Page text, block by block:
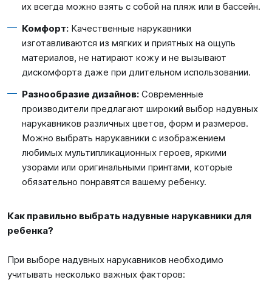
их всегда можно взять с собой на пляж или в бассейн.
Комфорт: Качественные нарукавники
изготавливаются из мягких и приятных на ощупь
материалов, не натирают кожу и не вызывают
дискомфорта даже при длительном использовании.
Разнообразие дизайнов: Современные
производители предлагают широкий выбор надувных
нарукавников различных цветов, форм и размеров.
Можно выбрать нарукавники с изображением
любимых мультипликационных героев, яркими
узорами или оригинальными принтами, которые
обязательно понравятся вашему ребенку.
Как правильно выбрать надувные нарукавники для
ребенка?
При выборе надувных нарукавников необходимо
учитывать несколько важных факторов: